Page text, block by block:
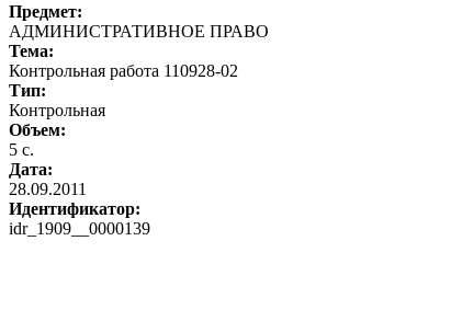
Предмет:
АДМИНИСТРАТИВНОЕ ПРАВО
Тема:
Контрольная работа 110928-02
Тип:
Контрольная
Объем:
5 с.
Дата:
28.09.2011
Идентификатор:
idr_1909__0000139